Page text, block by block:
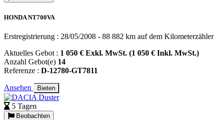
HONDA NT700VA
Erstregistrierung : 28/05/2008 - 88 882 km auf dem Kilometerzähler
Aktuelles Gebot : 1 050 € Exkl. MwSt. (1 050 € Inkl. MwSt.)
Anzahl Gebot(e) 14
Referenze : D-12780-GT7811
Ansehen Bieten
5 Tagen
Beobachten